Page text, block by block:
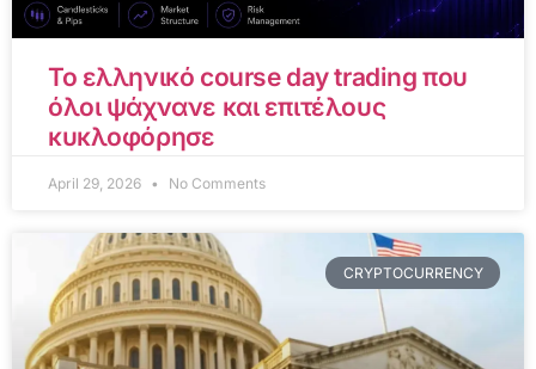
Το ελληνικό course day trading που
όλοι ψάχνανε και επιτέλους
κυκλοφόρησε
April 29, 2026 No Comments
CRYPTOCURRENCY